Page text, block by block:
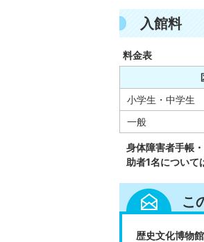
入館料
料金表
小学生・中学生
一般
身体障害者手帳
助者1名について
こ
歴史文化博物館